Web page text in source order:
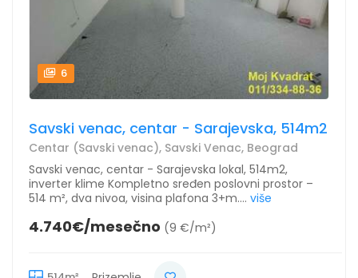
6
Savski venac, centar - Sarajevska, 514m2
Centar (Savski venac), Savski Venac, Beograd
Savski venac, centar - Sarajevska lokal, 514m2,
inverter klime Kompletno sređen poslovni prostor –
514 m², dva nivoa, visina plafona 3+m.... više
4.740€/mesečno (9 €/m²)